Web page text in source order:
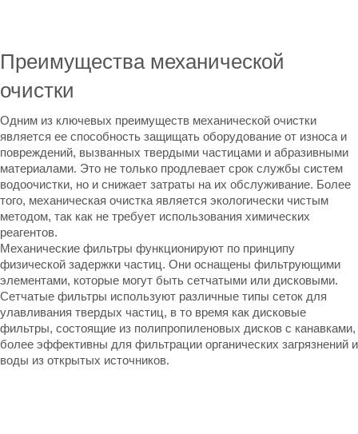
Преимущества механической
очистки
Одним из ключевых преимуществ механической очистки
является ее способность защищать оборудование от износа и
повреждений, вызванных твердыми частицами и абразивными
материалами. Это не только продлевает срок службы систем
водоочистки, но и снижает затраты на их обслуживание. Более
того, механическая очистка является экологически чистым
методом, так как не требует использования химических
реагентов.
Механические фильтры функционируют по принципу
физической задержки частиц. Они оснащены фильтрующими
элементами, которые могут быть сетчатыми или дисковыми.
Сетчатые фильтры используют различные типы сеток для
улавливания твердых частиц, в то время как дисковые
фильтры, состоящие из полипропиленовых дисков с канавками,
более эффективны для фильтрации органических загрязнений и
воды из открытых источников.